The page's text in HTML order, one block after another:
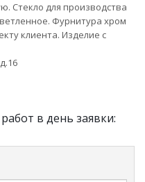
Стекло для производства
Фурнитура хром
клиента. Изделие с
в день заявки: